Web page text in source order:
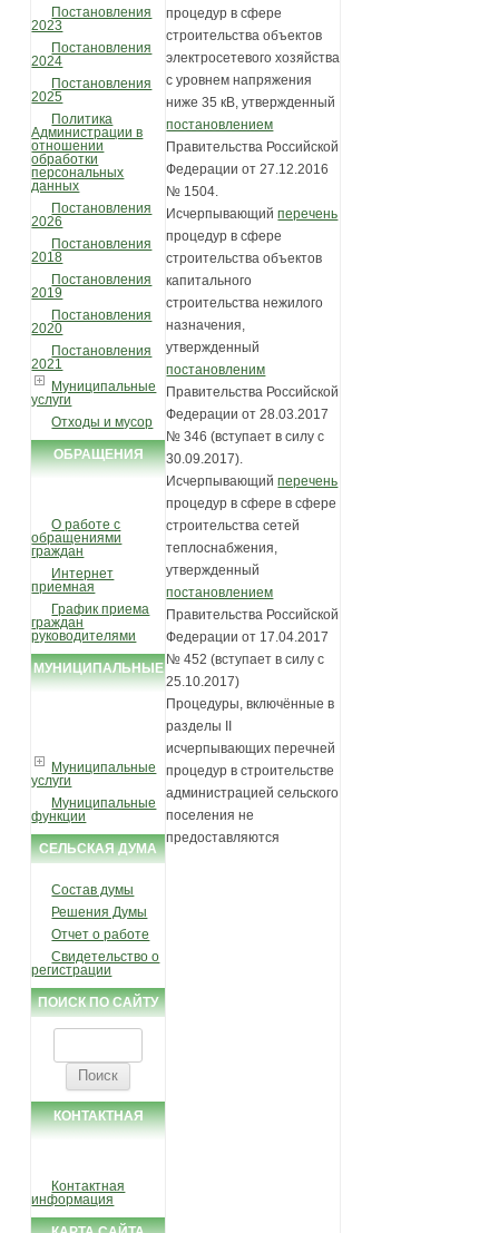
Постановления
2023
Постановления
2024
Постановления
2025
Политика
Администрации в
отношении
обработки
персональных
данных
Постановления
2026
Постановления
2018
Постановления
2019
Постановления
2020
Постановления
2021
Муниципальные
услуги
Отходы и мусор
ОБРАЩЕНИЯ
О работе с
обращениями
граждан
Интернет
приемная
График приема
граждан
руководителями
МУНИЦИПАЛЬНЫЕ
Муниципальные
услуги
Муниципальные
функции
СЕЛЬСКАЯ ДУМА
Состав думы
Решения Думы
Отчет о работе
Свидетельство о
регистрации
ПОИСК ПО САЙТУ
КОНТАКТНАЯ
Контактная
информация
процедур в сфере
строительства объектов
электросетевого хозяйства
с уровнем напряжения
ниже 35 кВ, утвержденный
постановлением
Правительства Российской
Федерации от 27.12.2016
№ 1504.
Исчерпывающийперечень
процедур в сфере
строительства объектов
капитального
строительства нежилого
назначения,
утвержденный
постановленим
Правительства Российской
Федерации от 28.03.2017
№ 346 (вступает в силу с
30.09.2017).
Исчерпывающийперечень
процедур в сфере в сфере
строительства сетей
теплоснабжения,
утвержденный
постановлением
Правительства Российской
Федерации от 17.04.2017
№ 452 (вступает в силу с
25.10.2017)
Процедуры, включённые в
разделы II
исчерпывающих перечней
процедур в строительстве
администрацией сельского
поселения не
предоставляются